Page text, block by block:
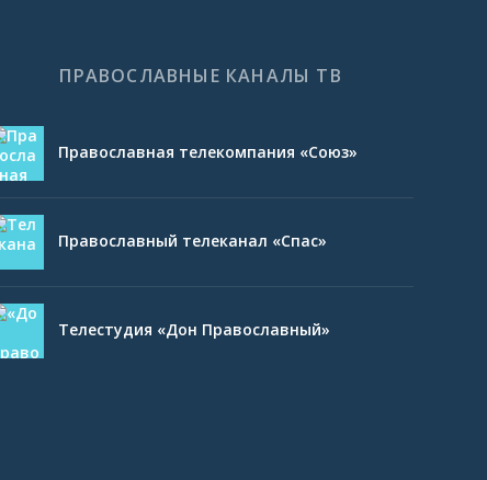
ПРАВОСЛАВНЫЕ КАНАЛЫ ТВ
Православная телекомпания «Союз»
Православный телеканал «Спас»
Телестудия «Дон Православный»